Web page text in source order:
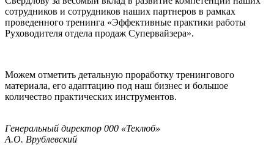
сотрудников и сотрудников наших партнеров в рамках
проведенного тренинга «Эффективные практики работы
Руховодителя отдела продаж Супервайзера».
Можем отметить детальную проработку тренингового
материала, его адаптацию под наш бизнес и большое
количество практических инструментов.
Генеральный директор 000 «Теклюб»
А.О. Врублевский